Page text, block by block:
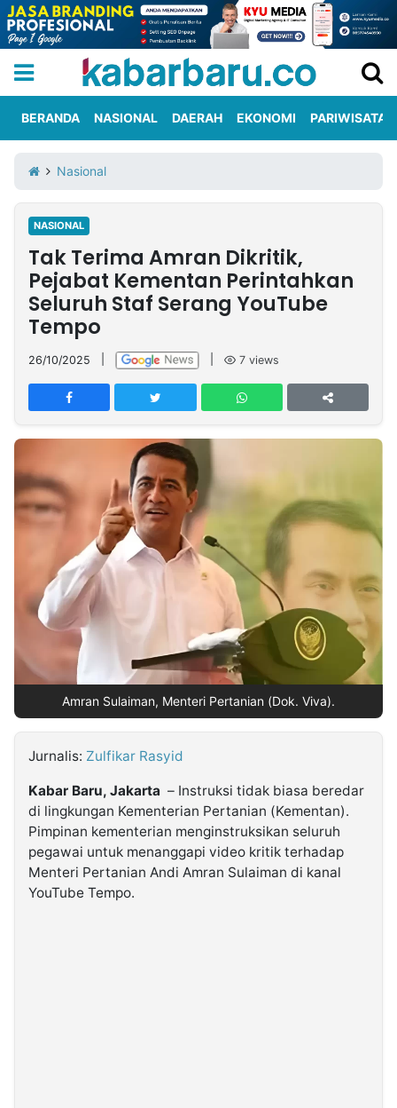
Iklan
Berita
Kami
Nasional
International
Olahraga
Entertainment
Daerah
Pariwisata
Kuliner
Kolom
Network
PT
TREETAN
MULTIMEDIA
INDONESIA
Partner
Insight
Suara
Lens
Daily
Jalan
Idealita
Kita
Radar
Seedbacklink
Follow
Kabarbaru
Kabarbaru.co
2026
BERANDA NASIONAL DAERAH EKONOMI PARIWISATA
Nasional
NASIONAL
Tak Terima Amran Dikritik,
Pejabat Kementan Perintahkan
Seluruh Staf Serang YouTube
Tempo
26/10/2025 7 views
Amran Sulaiman, Menteri Pertanian (Dok. Viva).
Jurnalis: Zulfikar Rasyid
Kabar Baru, Jakarta – Instruksi tidak biasa beredar
di lingkungan Kementerian Pertanian (Kementan).
Pimpinan kementerian menginstruksikan seluruh
pegawai untuk menanggapi video kritik terhadap
Menteri Pertanian Andi Amran Sulaiman di kanal
YouTube Tempo.